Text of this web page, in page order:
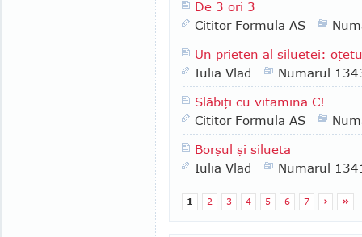
De 3 ori 3
Cititor Formula AS
Un prieten al siluetei:
Iulia Vlad
Numarul
Slăbiţi cu vitamina C!
Cititor Formula AS
Borşul şi silueta
Iulia Vlad
Numarul
1 2 3 4 5 6 7 › »